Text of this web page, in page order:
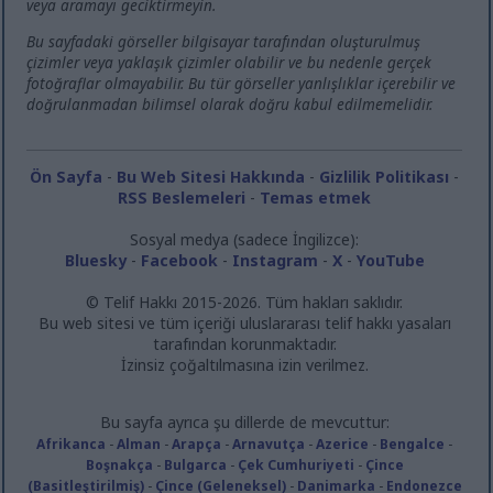
veya aramayı geciktirmeyin.
Bu sayfadaki görseller bilgisayar tarafından oluşturulmuş
çizimler veya yaklaşık çizimler olabilir ve bu nedenle gerçek
fotoğraflar olmayabilir. Bu tür görseller yanlışlıklar içerebilir ve
doğrulanmadan bilimsel olarak doğru kabul edilmemelidir.
Ön Sayfa - Bu Web Sitesi Hakkında - Gizlilik Politikası -
RSS Beslemeleri - Temas etmek
Sosyal medya (sadece İngilizce):
Bluesky- Facebook - Instagram - X- YouTube
© Telif Hakkı 2015-2026. Tüm hakları saklıdır.
Bu web sitesi ve tüm içeriği uluslararası telif hakkı yasaları
tarafından korunmaktadır.
İzinsiz çoğaltılmasına izin verilmez.
Bu sayfa ayrıca şu dillerde de mevcuttur:
Afrikanca -Alman -Arapça -Arnavutça -Azerice - Bengalce -
Boşnakça - Bulgarca - Çek Cumhuriyeti - Çince
(Basitleştirilmiş)- Çince (Geleneksel)- Danimarka - Endonezce